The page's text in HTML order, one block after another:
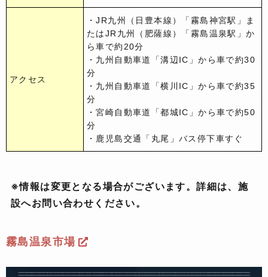
アクセス
・JR九州（日豊本線）「霧島神宮駅」ま
たはJR九州（肥薩線）「霧島温泉駅」か
ら車で約20分
・九州自動車道「溝辺IC」から車で約30
分
・九州自動車道「横川IC」から車で約35
分
・宮崎自動車道「都城IC」から車で約50
分
・鹿児島交通「丸尾」バス停下車すぐ
※情報は変更となる場合がございます。詳細は、施
設へお問い合わせください。
霧島温泉市場